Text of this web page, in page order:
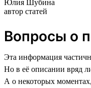
Юлия Шубина
автор статей
Вопросы о
Эта информация
Но в её описании вряд
А о некоторых